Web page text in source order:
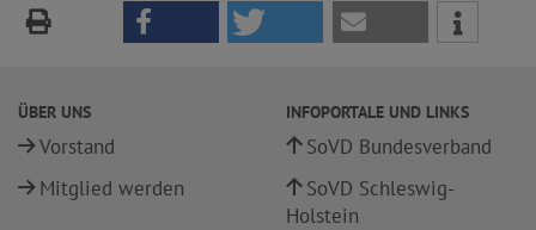
ÜBER UNS
Vorstand
Mitglied werden
INFOPORTALE UND LINKS
SoVD Bundesverband
SoVD Schleswig-
Holstein